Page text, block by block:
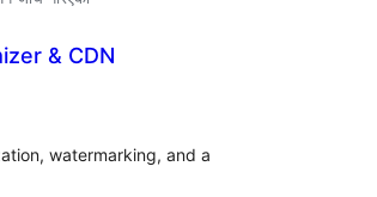
& CDN
watermarking, and a